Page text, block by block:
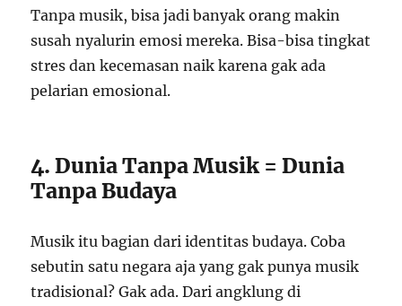
Tanpa musik, bisa jadi banyak orang makin
susah nyalurin emosi mereka. Bisa-bisa tingkat
stres dan kecemasan naik karena gak ada
pelarian emosional.
4. Dunia Tanpa Musik = Dunia
Tanpa Budaya
Musik itu bagian dari identitas budaya. Coba
sebutin satu negara aja yang gak punya musik
tradisional? Gak ada. Dari angklung di